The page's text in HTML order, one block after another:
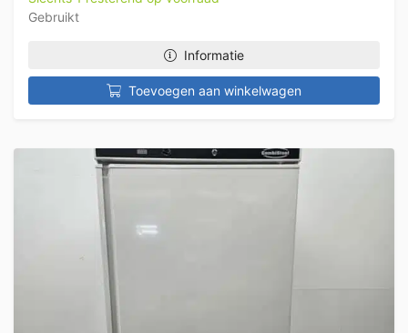
Gebruikt
Informatie
Toevoegen aan winkelwagen